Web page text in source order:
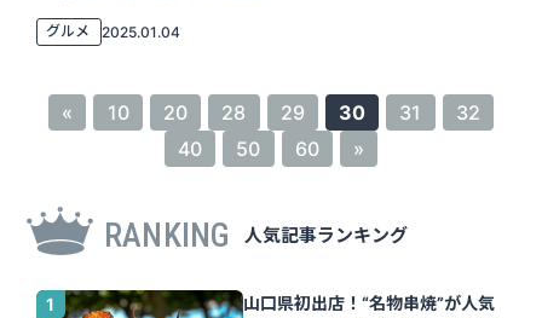
グルメ 2025.01.04
« 10 20 28 29 30 31
32
40
50 60 »
RANKING 人気記事ランキング
山口県初出店！“名物串焼”が人気